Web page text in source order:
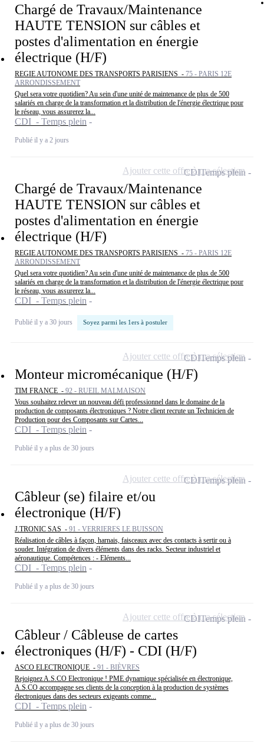
Chargé de Travaux/Maintenance
HAUTE TENSION sur câbles et
postes d'alimentation en énergie
électrique (H/F)
REGIE AUTONOME DES TRANSPORTS PARISIENS - 75 - PARIS 12E
ARRONDISSEMENT
Quel sera votre quotidien? Au sein d'une unité de maintenance de plus de 500
salariés en charge de la transformation et la distribution de l'énergie électrique pour
le réseau, vous assurerez la...
CDI - Temps plein
Publié il y a 2 jours
Chargé de Travaux/Maintenance
HAUTE TENSION sur câbles et
postes d'alimentation en énergie
électrique (H/F)
REGIE AUTONOME DES TRANSPORTS PARISIENS - 75 - PARIS 12E
ARRONDISSEMENT
Quel sera votre quotidien? Au sein d'une unité de maintenance de plus de 500
salariés en charge de la transformation et la distribution de l'énergie électrique pour
le réseau, vous assurerez la...
CDI - Temps plein
Publié il y a 30 jours Soyez parmi les 1ers à postuler
CDITemps plein
Ajouter cette offre à ma sélection
Monteur micromécanique (H/F)
TIM FRANCE - 92 - RUEIL MALMAISON
Vous souhaitez relever un nouveau défi professionnel dans le domaine de la
production de composants électroniques ? Notre client recrute un Technicien de
Production pour des Composants sur Cartes...
CDI - Temps plein
Publié il y a plus de 30 jours
CDITemps plein
Ajouter cette offre à ma sélection
Câbleur (se) filaire et/ou
électronique (H/F)
J.TRONIC SAS - 91 - VERRIERES LE BUISSON
Réalisation de câbles à façon, harnais, faisceaux avec des contacts à sertir ou à
souder. Intégration de divers éléments dans des racks. Secteur industriel et
aéronautique. Compétences : - Eléments...
CDI - Temps plein
Publié il y a plus de 30 jours
CDITemps plein
Ajouter cette offre à ma sélection
Câbleur / Câbleuse de cartes
électroniques (H/F) - CDI (H/F)
ASCO ELECTRONIQUE - 91 - BIÈVRES
Rejoignez A.S.CO Electronique ! PME dynamique spécialisée en électronique,
A.S.CO accompagne ses clients de la conception à la production de systèmes
électroniques dans des secteurs exigeants comme...
CDI - Temps plein
Publié il y a plus de 30 jours
CDITemps plein
Ajouter cette offre à ma sélection